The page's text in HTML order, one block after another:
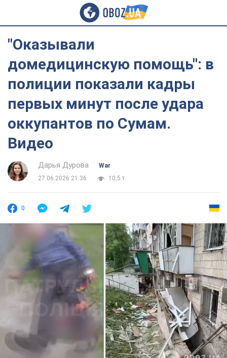
"Оказывали
домедицинскую помощь": в
полиции показали кадры
первых минут после удара
оккупантов по Сумам.
Видео
Дарья Дурова
War
27.06.2026 21:36
10,5 т.
0